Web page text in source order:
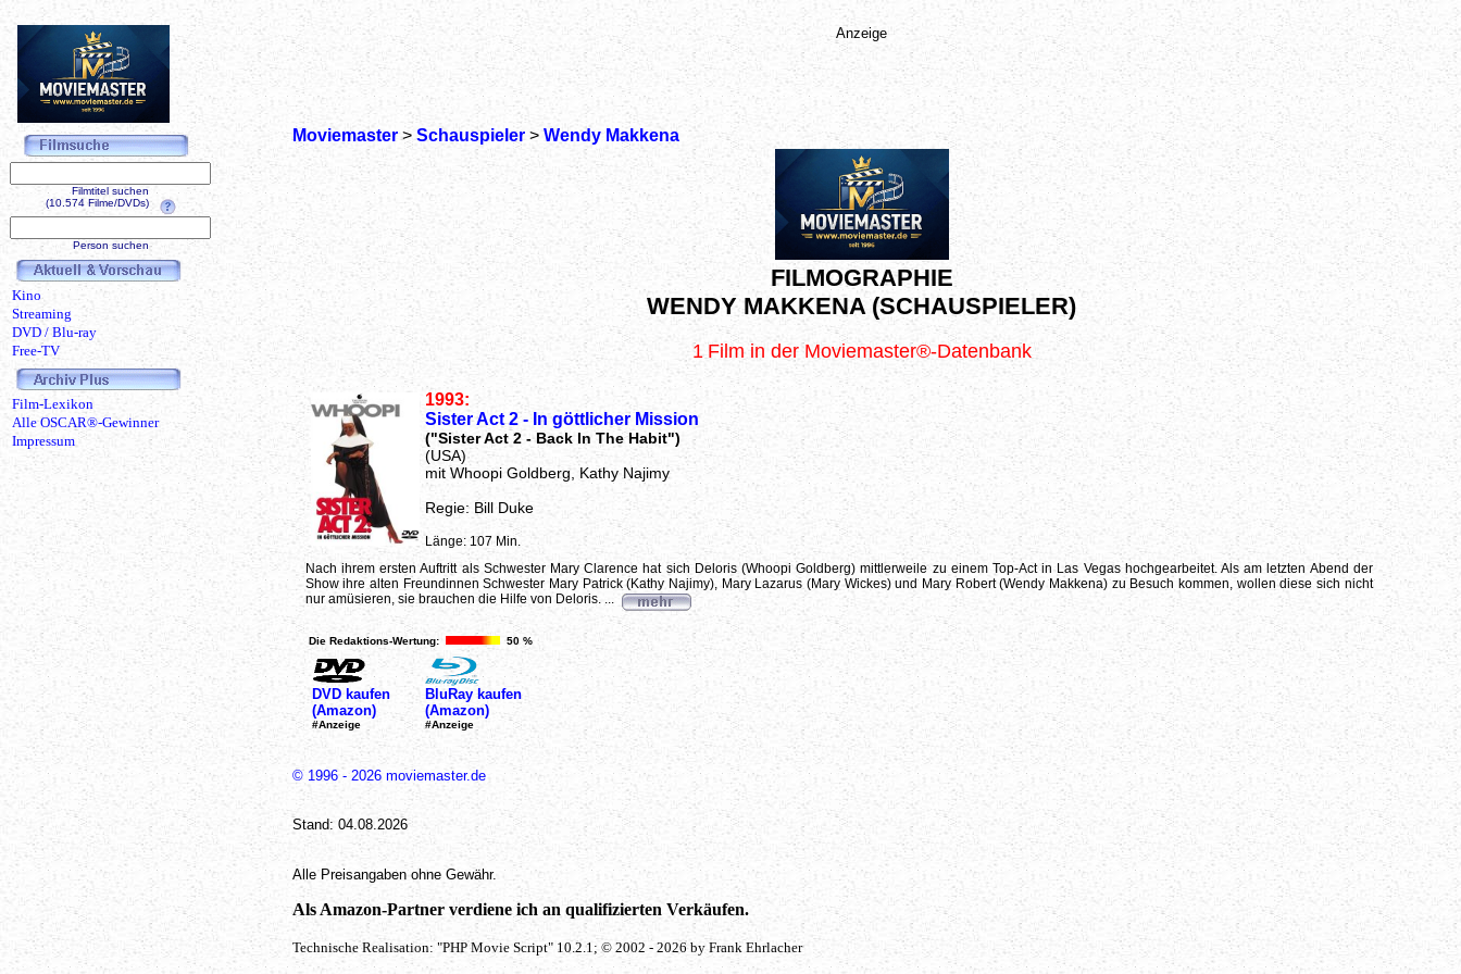
Moviemaster> Schauspieler> Wendy Makkena
FILMOGRAPHIE
WENDY MAKKENA (SCHAUSPIELER)
1 Film in der Moviemaster®-Datenbank
1993:
Sister Act 2 - In göttlicher Mission
("Sister Act 2 - Back In The Habit")
(USA)
mit Whoopi Goldberg, Kathy Najimy
Regie: Bill Duke
Länge: 107 Min.
Nach ihrem ersten Auftritt als Schwester Mary Clarence hat sich Deloris (Whoopi Goldberg) mittlerweile zu einem Top-Act in Las Vegas hochgearbeitet. Als am letzten Abend der
Show ihre alten Freundinnen Schwester Mary Patrick (Kathy Najimy), Mary Lazarus (Mary Wickes) und Mary Robert (Wendy Makkena) zu Besuch kommen, wollen diese sich nicht
nur amüsieren, sie brauchen die Hilfe von Deloris. ...
Die Redaktions-Wertung: 50 %
DVD kaufen
(Amazon)
#Anzeige
BluRay kaufen
(Amazon)
#Anzeige
© 1996 - 2026 moviemaster.de
Stand: 04.08.2026
Alle Preisangaben ohne Gewähr.
Als Amazon-Partner verdiene ich an qualifizierten Verkäufen.
Technische Realisation: "PHP Movie Script" 10.2.1; © 2002 - 2026 by Frank Ehrlacher
Anzeige
Filmtitel suchen
(10.574 Filme/DVDs)
Person suchen
Kino
Streaming
DVD / Blu-ray
Free-TV
Film-Lexikon
Alle OSCAR®-Gewinner
Impressum